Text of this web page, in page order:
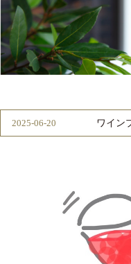
ワイン
2025-06-20